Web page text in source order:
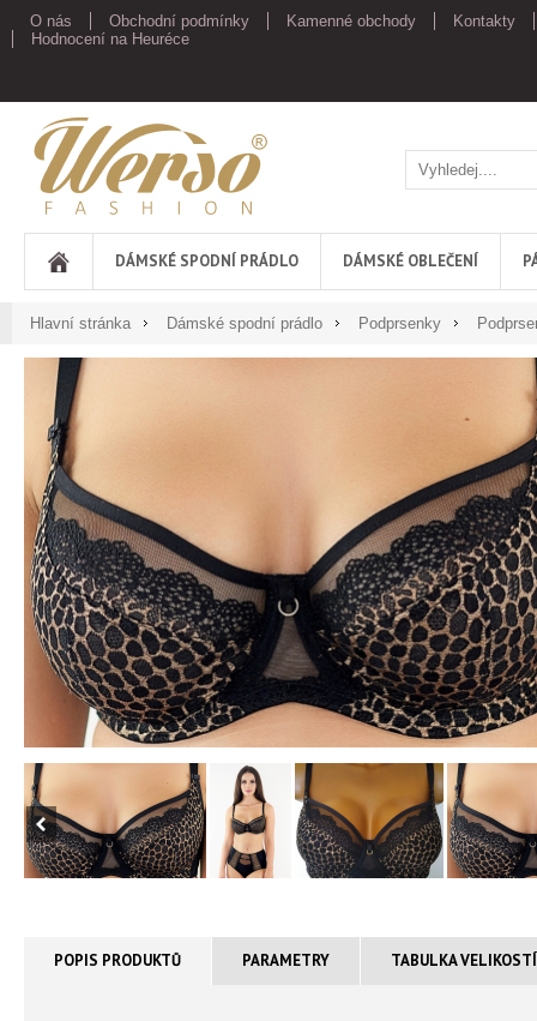
O nás Obchodní podmínky Kamenné obchody
Kontakty
Hodnocení na Heuréce
Werso
DÁMSKÉ SPODNÍ PRÁDLO DÁMSKÉ OBLEČENÍ
Hlavní stránka Dámské spodní prádlo Podprsenky
POPIS PRODUKTŮ PARAMETRY TABULKA